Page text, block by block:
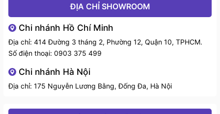
Khả năng xoay 360 độ giúp mở rộng phạm vi tiếp
Thiết kế tay vòi ngang
gian bếp
Chất liệu cao cấp, an toàn cho sức khỏe
Sản phẩm được chế tạo từ hợp kim đồng 61% tiêu
ĐỊA CHỈ SHOWROOM
Chi nhánh Hồ Chí Minh
Địa chỉ: 414 Đường 3 tháng 2, Phường 12, Quận 10, TPHCM.
Số điện thoại: 0903 375 499
Chi nhánh Hà Nội
Địa chỉ: 175 Nguyễn Lương Bằng, Đống Đa, Hà Nội